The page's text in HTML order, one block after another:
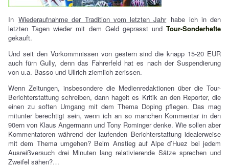
In Wiederaufnahme der Tradition vom letzten Jahr habe ich in den
letzten Tagen wieder mit dem Geld geprasst und Tour-Sonderhefte
gekauft.
Und seit den Vorkommnissen von gestern sind die knapp 15-20 EUR
auch fürn Gully, denn das Fahrerfeld hat es nach der Suspendierung
von u.a. Basso und Ullrich ziemlich zerissen.
Wenn Zeitungen, insbesondere die Medienredaktionen über die Tour-
Berichterstattung schreiben, dann hagelt es Kritik an den Reporter, die
einen zu soften Umgang mit dem Thema Doping pflegen. Das mag
mitunter berechtigt sein, wenn ich an so manchen Kommentar in den
90ern von Klaus Angermann und Tony Rominger denke. Wie sollen aber
Kommentatoren während der laufenden Berichterstattung idealerweise
mit dem Thema umgehen? Beim Anstieg auf Alpe d’Huez bei jedem
Ausreißversuch drei Minuten lang relativierende Sätze sprechen und
Zweifel sähen?…